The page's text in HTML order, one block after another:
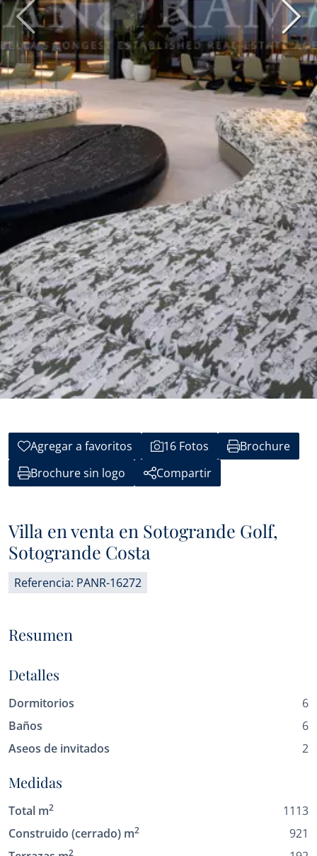
Agregar a favoritos 16 Fotos
Brochure
Brochure sin logo
Compartir
Villa en venta en Sotogrande Golf,
Sotogrande Costa
Referencia: PANR-16272
Resumen
Detalles
Dormitorios
6
Baños
6
Aseos de invitados
2
Medidas
Total m2
1113
Construido (cerrado) m2
921
2